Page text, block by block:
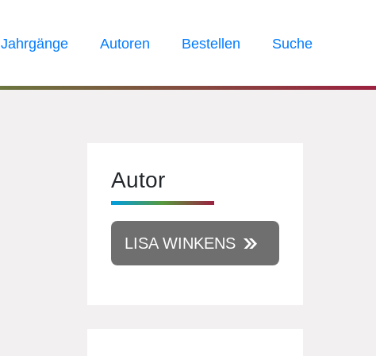
Jahrgänge Autoren Bestellen Suche
Autor
LISA WINKENS